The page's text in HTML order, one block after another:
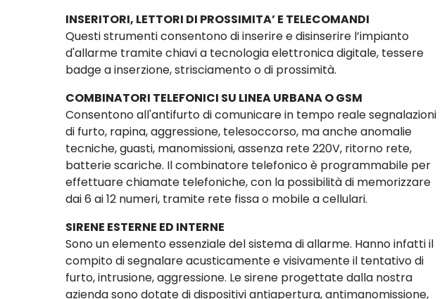
INSERITORI, LETTORI DI PROSSIMITA’ E TELECOMANDI
Questi strumenti consentono di inserire e disinserire l’impianto
d'allarme tramite chiavi a tecnologia elettronica digitale, tessere
badge a inserzione, strisciamento o di prossimità.
COMBINATORI TELEFONICI SU LINEA URBANA O GSM
Consentono all'antifurto di comunicare in tempo reale segnalazioni
di furto, rapina, aggressione, telesoccorso, ma anche anomalie
tecniche, guasti, manomissioni, assenza rete 220V, ritorno rete,
batterie scariche. Il combinatore telefonico è programmabile per
effettuare chiamate telefoniche, con la possibilità di memorizzare
dai 6 ai 12 numeri, tramite rete fissa o mobile a cellulari.
SIRENE ESTERNE ED INTERNE
Sono un elemento essenziale del sistema di allarme. Hanno infatti il
compito di segnalare acusticamente e visivamente il tentativo di
furto, intrusione, aggressione. Le sirene progettate dalla nostra
azienda sono dotate di dispositivi antiapertura, antimanomissione,